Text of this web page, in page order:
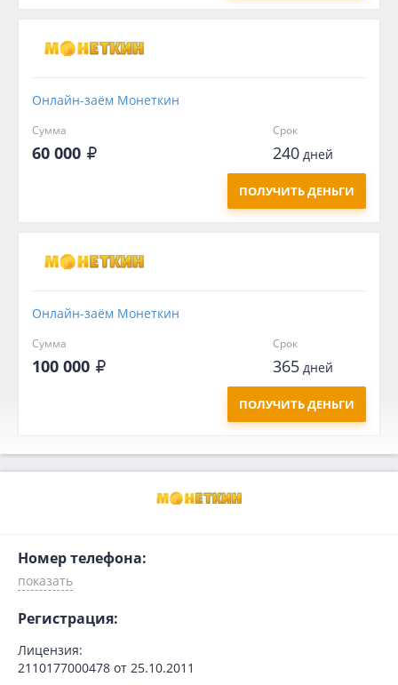
Онлайн-заём Монеткин
Сумма
60 000
Срок
240дней
ПОЛУЧИТЬ ДЕНЬГИ
Онлайн-заём Монеткин
Сумма
100 000
Срок
365дней
ПОЛУЧИТЬ ДЕНЬГИ
Номер телефона:
Регистрация:
Лицензия:
2110177000478 от 25.10.2011